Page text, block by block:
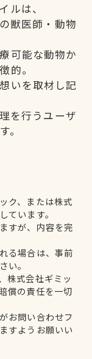
ルは、
獣医師・動物
可能な動物か
的。
いを取材し記
を行うユーザ
。
ク、または株式
ています。
すが、内容を完
る場合は、事前
い。
株式会社ギミッ
償の責任を一切
お問い合わせフ
すようお願いい